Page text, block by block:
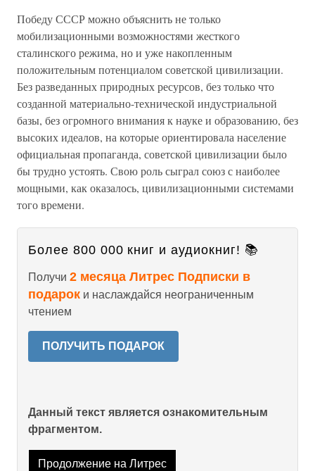
Победу СССР можно объяснить не только
мобилизационными возможностями жесткого
сталинского режима, но и уже накопленным
положительным потенциалом советской цивилизации.
Без разведанных природных ресурсов, без только что
созданной материально-технической индустриальной
базы, без огромного внимания к науке и образованию, без
высоких идеалов, на которые ориентировала население
официальная пропаганда, советской цивилизации было
бы трудно устоять. Свою роль сыграл союз с наиболее
мощными, как оказалось, цивилизационными системами
того времени.
Более 800 000 книг и аудиокниг! 📚
Получи 2 месяца Литрес Подписки в
подарок и наслаждайся неограниченным
чтением
ПОЛУЧИТЬ ПОДАРОК
Данный текст является ознакомительным
фрагментом.
Продолжение на Литрес